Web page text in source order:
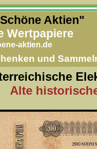
Aktien"
Wertpapiere
aktien.de
und
Alte